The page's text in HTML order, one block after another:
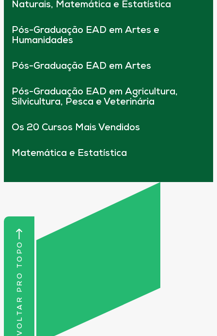
Naturais, Matemática e Estatística
Pós-Graduação EAD em Artes e
Humanidades
Pós-Graduação EAD em Artes
Pós-Graduação EAD em Agricultura,
Silvicultura, Pesca e Veterinária
Os 20 Cursos Mais Vendidos
Matemática e Estatística
VOLTAR PRO TOPO